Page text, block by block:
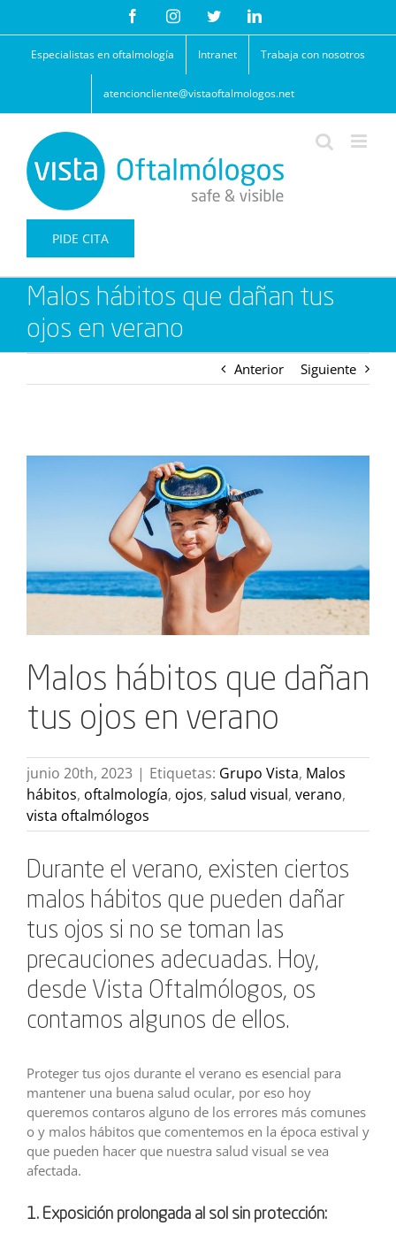
contenido
FacebookInstagramTwitterLinkedIn
Especialistas en oftalmología Intranet Trabaja con nosotros
atencioncliente@vistaoftalmologos.net
PIDE CITA
Malos hábitos que dañan tus
ojos en verano
Anterior Siguiente
Malos hábitos que dañan
tus ojos en verano
junio 20th, 2023 | Etiquetas: Grupo Vista, Malos
hábitos, oftalmología, ojos, salud visual, verano,
vista oftalmólogos
Durante el verano, existen ciertos
malos hábitos que pueden dañar
tus ojos si no se toman las
precauciones adecuadas. Hoy,
desde Vista Oftalmólogos, os
contamos algunos de ellos.
Proteger tus ojos durante el verano es esencial para
mantener una buena salud ocular, por eso hoy
queremos contaros alguno de los errores más comunes
o y malos hábitos que comentemos en la época estival y
que pueden hacer que nuestra salud visual se vea
afectada.
1. Exposición prolongada al sol sin protección: